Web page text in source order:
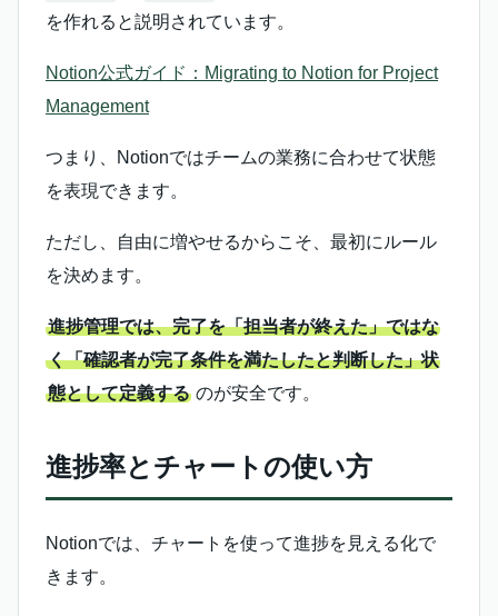
を作れると説明されています。
Notion公式ガイド：Migrating to Notion for Project
Management
つまり、Notionではチームの業務に合わせて状態
を表現できます。
ただし、自由に増やせるからこそ、最初にルール
を決めます。
進捗管理では、完了を「担当者が終えた」ではな
く「確認者が完了条件を満たしたと判断した」状
態として定義する のが安全です。
進捗率とチャートの使い方
Notionでは、チャートを使って進捗を見える化で
きます。